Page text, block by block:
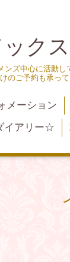
ック
ンズ中心に活動
のご予約も承っ
メーション
イアリー☆